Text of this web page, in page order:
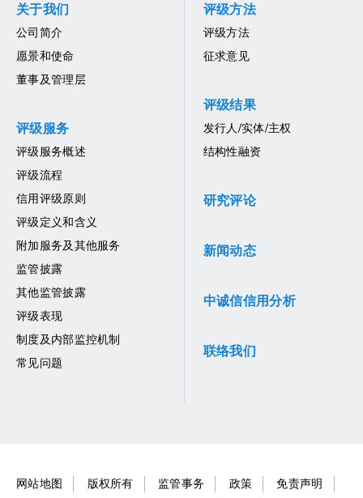
关于我们
公司简介
愿景和使命
董事及管理层
评级服务
评级服务概述
评级流程
信用评级原则
评级定义和含义
附加服务及其他服务
监管披露
其他监管披露
评级表现
制度及内部监控机制
常见问题
评级方法
评级方法
征求意见
评级结果
发行人/实体/主权
结构性融资
研究评论
新闻动态
中诚信信用分析
联络我们
网站地图 版权所有 监管事务 政策 免责声明